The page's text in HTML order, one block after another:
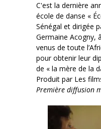
C'est la dernière
école de danse «
Sénégal et dirigée
Germaine Acogny,
venus de toute
pour obtenir leur
de « la mère de la
Produit par Les
Première diffusion